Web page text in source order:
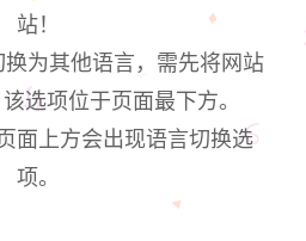
站！
为其他语言，需先将网站
选项位于页面最下方。
面上方会出现语言切换选
项。